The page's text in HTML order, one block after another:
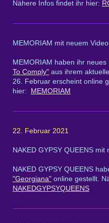
Nähere Infos findet ihr hier:
MEMORIAM mit neuem
MEMORIAM haben ihr
To Comply" aus ihrem
26. Februar erscheint online
hier:
MEMORIAM
22. Februar 2021
NAKED GYPSY QUEENS mit
NAKED GYPSY QUEENS
"Georgiana" online gestellt.
NAKEDGYPSYQUEENS